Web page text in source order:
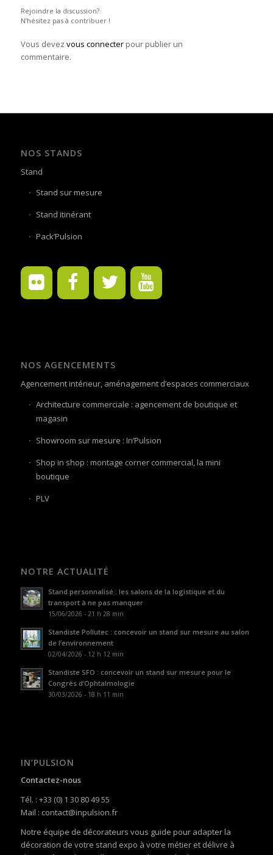
Rejoindre la discussion?
N’hésitez pas à contribuer !
Vous devez vous connecterpour publier un
commentaire.
NOS STANDS
Stand
Stand sur mesure
Stand itinérant
Pack’Pulsion
NOS AGENCEMENTS
Agencement intérieur, aménagement d’espaces commerciaux
Architecture commerciale : agencement de boutique et
magasin
Showroom sur mesure : In’Pulsion
Shop in shop : montage corner commercial, la mini
boutique
PLV
NOTRE ACTUALITÉ
Stand personnalisé : les salons de la logistique et du
transport à ne pas manquer
15/06/2026 - 21 h 28 min
Standiste Pollutec : concevoir un stand sur mesure au salon
de l’environnement
02/04/2026 - 12 h 12 min
Standiste SFO : concevoir un stand sur mesure pour le
Congrès d’Ophtalmologie
30/03/2026 - 18 h 11 min
IN’PULSION
Contactez-nous
Tél. : +33 (0) 1 30 80 49 55
Mail : contact@inpulsion.fr
Notre équipe de décorateurs vous guide pour adapter la
décoration de votre stand expo à votre métier et délivre à